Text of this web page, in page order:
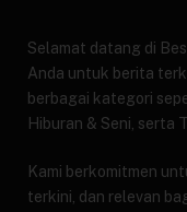
Selamat datang di
Anda untuk berita
berbagai kategori
Hiburan & Seni, serta
Kami berkomitmen
terkini, dan relevan